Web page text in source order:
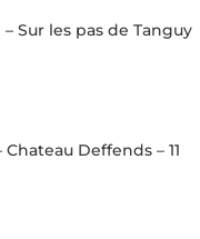
Sur les pas de Tanguy
Deffends – 11